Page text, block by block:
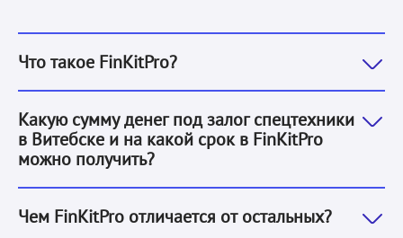
Что такое FinKitPro?
Это сервис потребительских микрозаймов под
Какую сумму денег под залог спецтехники
в Витебске и на какой срок в FinKitPro
можно получить?
Мы выдаем деньги под залог спецтехники в
Чем FinKitPro отличается от остальных?
Основные отличия, которые отличают нас от